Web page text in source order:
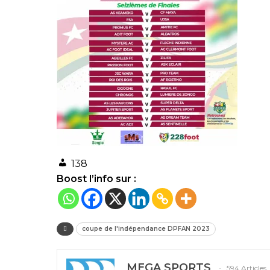
138
Boost l’info sur :
coupe de l'indépendance DPFAN 2023
MEGA SPORTS 594 Articles